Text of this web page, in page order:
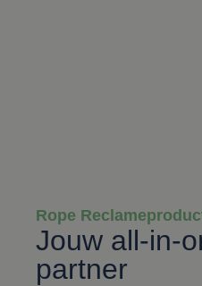
Rope
Jouw all-in-
partner